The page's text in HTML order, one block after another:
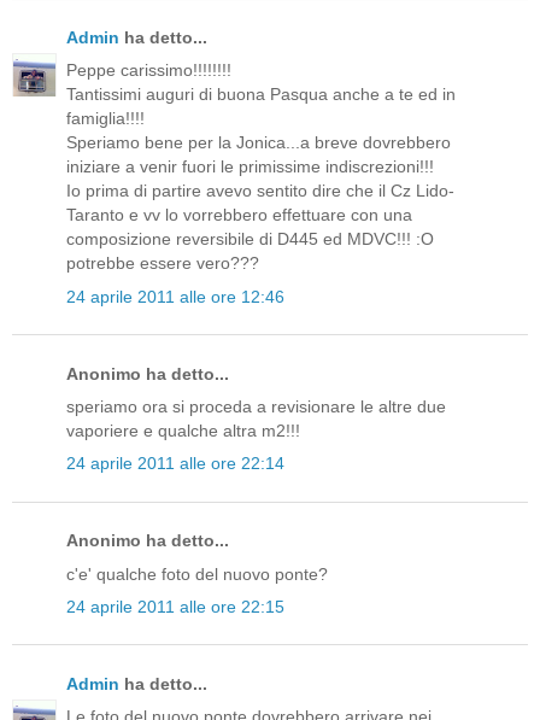
Admin ha detto...
Peppe carissimo!!!!!!!!
Tantissimi auguri di buona Pasqua anche a te ed in
famiglia!!!!
Speriamo bene per la Jonica...a breve dovrebbero
iniziare a venir fuori le primissime indiscrezioni!!!
Io prima di partire avevo sentito dire che il Cz Lido-
Taranto e vv lo vorrebbero effettuare con una
composizione reversibile di D445 ed MDVC!!! :O
potrebbe essere vero???
24 aprile 2011 alle ore 12:46
Anonimo ha detto...
speriamo ora si proceda a revisionare le altre due
vaporiere e qualche altra m2!!!
24 aprile 2011 alle ore 22:14
Anonimo ha detto...
c'e' qualche foto del nuovo ponte?
24 aprile 2011 alle ore 22:15
Admin ha detto...